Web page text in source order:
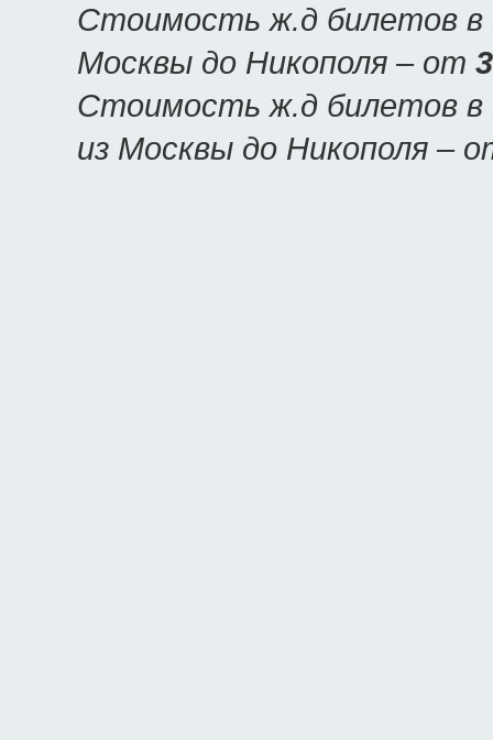
Стоимость ж.д билетов в
Москвы до Никополя – от
Стоимость ж.д билетов в
из Москвы до Никополя –